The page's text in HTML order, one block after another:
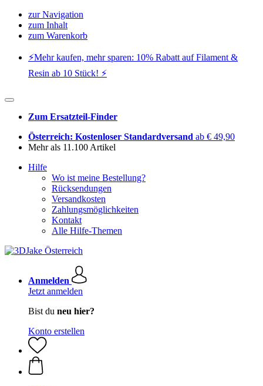
zur Navigation
zum Inhalt
zum Warenkorb
⚡️Mehr kaufen, mehr sparen: 10% Rabatt auf Filament &
Resin ab 10 Stück! ⚡️
Zum Ersatzteil-Finder
Österreich: Kostenloser Standardversand ab € 49,90
Mehr als 11.100 Artikel
Hilfe
Wo ist meine Bestellung?
Rücksendungen
Versandkosten
Zahlungsmöglichkeiten
Kontakt
Alle Hilfe-Themen
Anmelden
Jetzt anmelden
Bist du neu hier?
Konto erstellen